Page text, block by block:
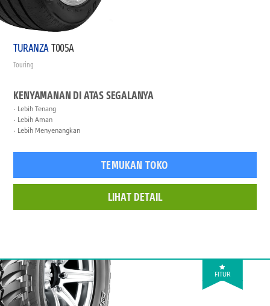
TURANZAT005A
Touring
KENYAMANAN DI ATAS SEGALANYA
Lebih Tenang
Lebih Aman
Lebih Menyenangkan
TEMUKAN TOKO
LIHAT DETAIL
FITUR